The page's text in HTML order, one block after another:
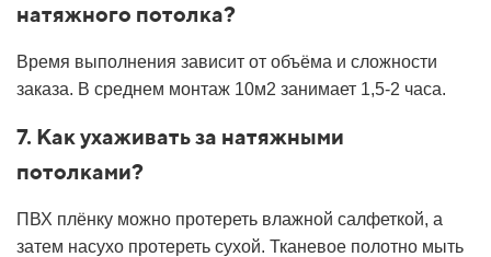
натяжного потолка?
Время выполнения зависит от объёма и сложности
заказа. В среднем монтаж 10м2 занимает 1,5-2 часа.
7. Как ухаживать за натяжными
потолками?
ПВХ плёнку можно протереть влажной салфеткой, а
затем насухо протереть сухой. Тканевое полотно мыть